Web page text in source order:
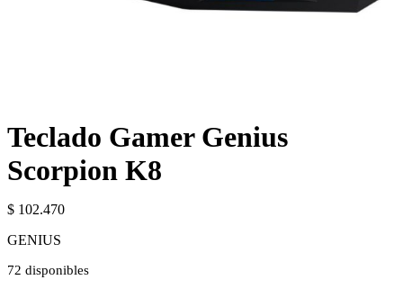
Teclado Gamer Genius
Scorpion K8
$ 102.470
GENIUS
72 disponibles